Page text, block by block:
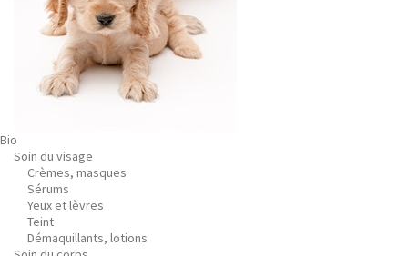
Bio
Soin du visage
Crèmes, masques
Sérums
Yeux et lèvres
Teint
Démaquillants, lotions